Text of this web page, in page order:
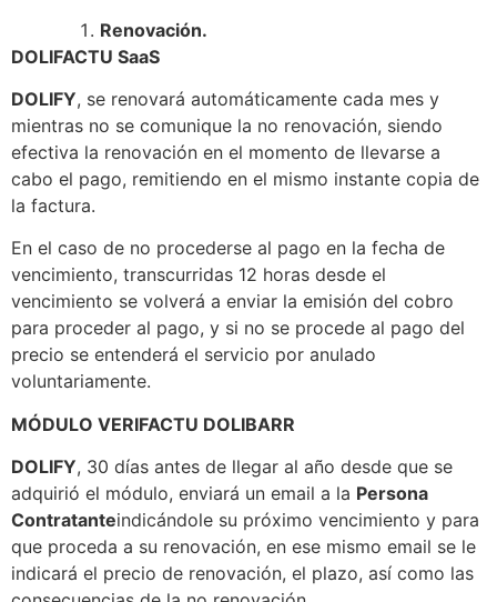
Renovación.
DOLIFACTU SaaS
DOLIFY, se renovará automáticamente cada mes y
mientras no se comunique la no renovación, siendo
efectiva la renovación en el momento de llevarse a
cabo el pago, remitiendo en el mismo instante copia de
la factura.
En el caso de no procederse al pago en la fecha de
vencimiento, transcurridas 12 horas desde el
vencimiento se volverá a enviar la emisión del cobro
para proceder al pago, y si no se procede al pago del
precio se entenderá el servicio por anulado
voluntariamente.
MÓDULO VERIFACTU DOLIBARR
DOLIFY, 30 días antes de llegar al año desde que se
adquirió el módulo, enviará un email a la Persona
Contratanteindicándole su próximo vencimiento y para
que proceda a su renovación, en ese mismo email se le
indicará el precio de renovación, el plazo, así como las